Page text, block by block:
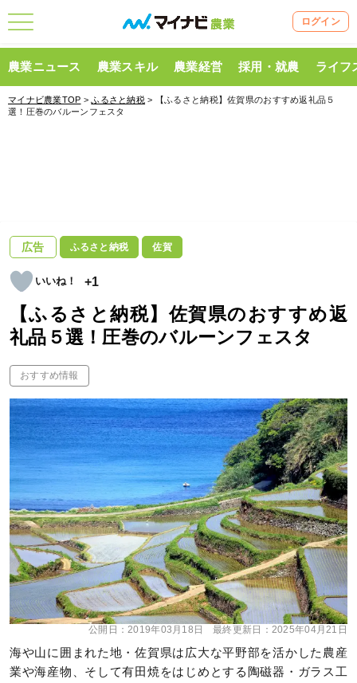
ログイン
農業ニュース 農業スキル 農業経営 採用・就農 ライフ
マイナビ農業TOP >ふるさと納税 > 【ふるさと納税】佐賀県のおすすめ返礼品５
選！圧巻のバルーンフェスタ
広告 ふるさと納税 佐賀
+1
【ふるさと納税】佐賀県のおすすめ返
礼品５選！圧巻のバルーンフェスタ
おすすめ情報
公開日：2019年03月18日 最終更新日： 2025年04月21日
海や山に囲まれた地・佐賀県は広大な平野部を活かした農産
業や海産物、そして有田焼をはじめとする陶磁器・ガラス工